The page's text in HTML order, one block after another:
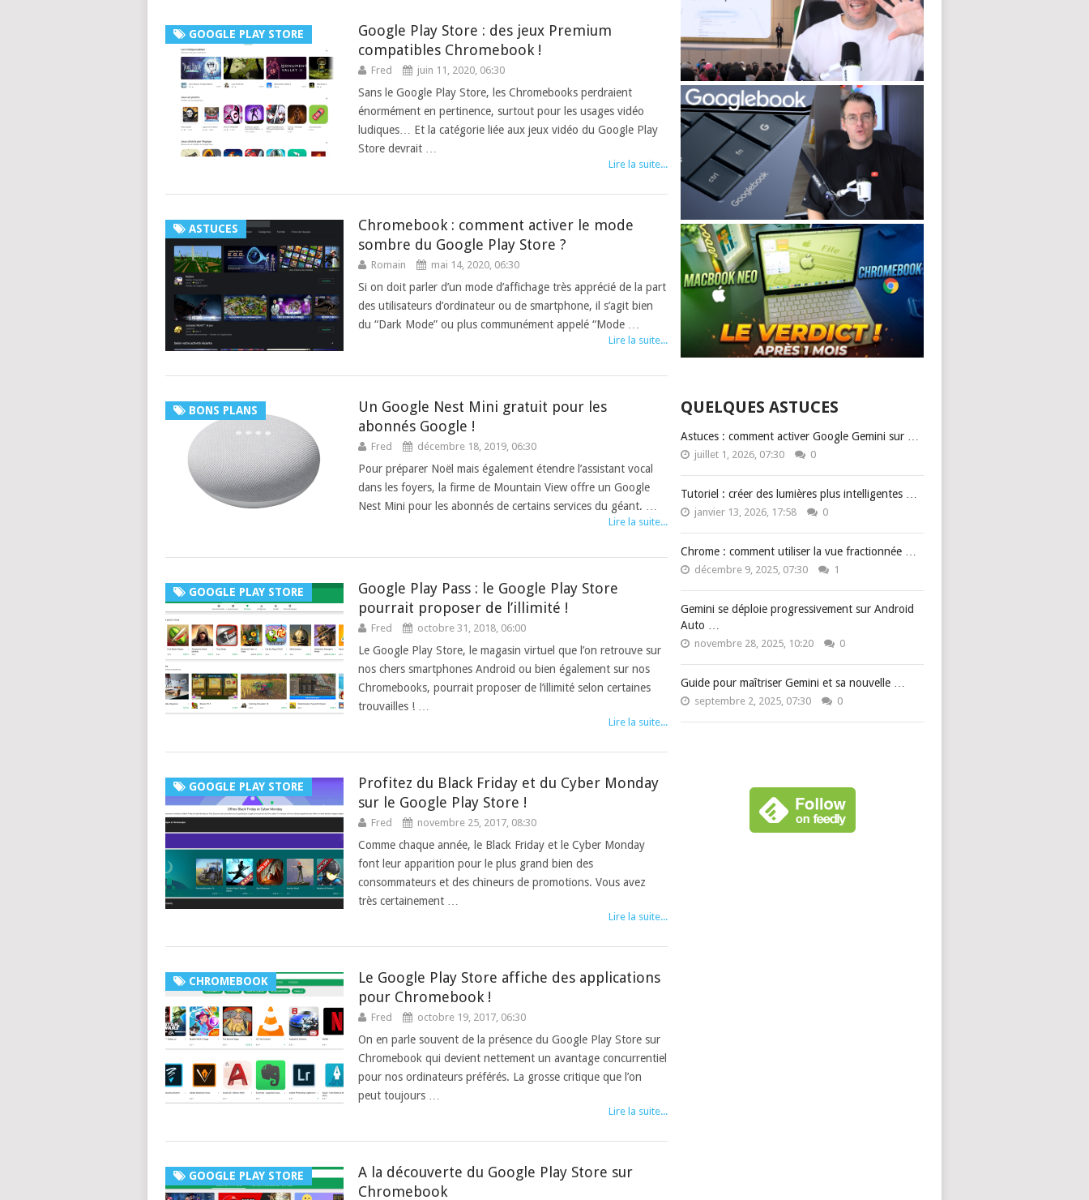
GOOGLE PLAY STORE
Google Play Store : des jeux Premium
compatibles Chromebook !
Fred juin 11, 2020, 06:30
Sans le Google Play Store, les Chromebooks perdraient
énormément en pertinence, surtout pour les usages vidéo
ludiques… Et la catégorie liée aux jeux vidéo du Google Play
Store devrait …
Lire la suite...
ASTUCES
Chromebook : comment activer le mode
sombre du Google Play Store ?
Romain mai 14, 2020, 06:30
Si on doit parler d’un mode d’affichage très apprécié de la part
des utilisateurs d’ordinateur ou de smartphone, il s’agit bien
du “Dark Mode” ou plus communément appelé “Mode …
Lire la suite...
BONS PLANS
Un Google Nest Mini gratuit pour les
abonnés Google !
Fred décembre 18, 2019, 06:30
Pour préparer Noël mais également étendre l’assistant vocal
dans les foyers, la firme de Mountain View offre un Google
Nest Mini pour les abonnés de certains services du géant. …
Lire la suite...
GOOGLE PLAY STORE
Google Play Pass : le Google Play Store
pourrait proposer de l’illimité !
Fred octobre 31, 2018, 06:00
Le Google Play Store, le magasin virtuel que l’on retrouve sur
nos chers smartphones Android ou bien également sur nos
Chromebooks, pourrait proposer de l’illimité selon certaines
trouvailles ! …
Lire la suite...
GOOGLE PLAY STORE
Profitez du Black Friday et du Cyber Monday
sur le Google Play Store !
Fred novembre 25, 2017, 08:30
Comme chaque année, le Black Friday et le Cyber Monday
font leur apparition pour le plus grand bien des
consommateurs et des chineurs de promotions. Vous avez
très certainement …
Lire la suite...
CHROMEBOOK
Le Google Play Store affiche des applications
pour Chromebook !
Fred octobre 19, 2017, 06:30
On en parle souvent de la présence du Google Play Store sur
Chromebook qui devient nettement un avantage concurrentiel
pour nos ordinateurs préférés. La grosse critique que l’on
peut toujours …
Lire la suite...
GOOGLE PLAY STORE
A la découverte du Google Play Store sur
Chromebook
QUELQUES ASTUCES
Astuces : comment activer Google Gemini sur …
juillet 1, 2026, 07:30 0
Tutoriel : créer des lumières plus intelligentes …
janvier 13, 2026, 17:58 0
Chrome : comment utiliser la vue fractionnée …
décembre 9, 2025, 07:30 1
Gemini se déploie progressivement sur Android
Auto …
novembre 28, 2025, 10:20 0
Guide pour maîtriser Gemini et sa nouvelle …
septembre 2, 2025, 07:30 0